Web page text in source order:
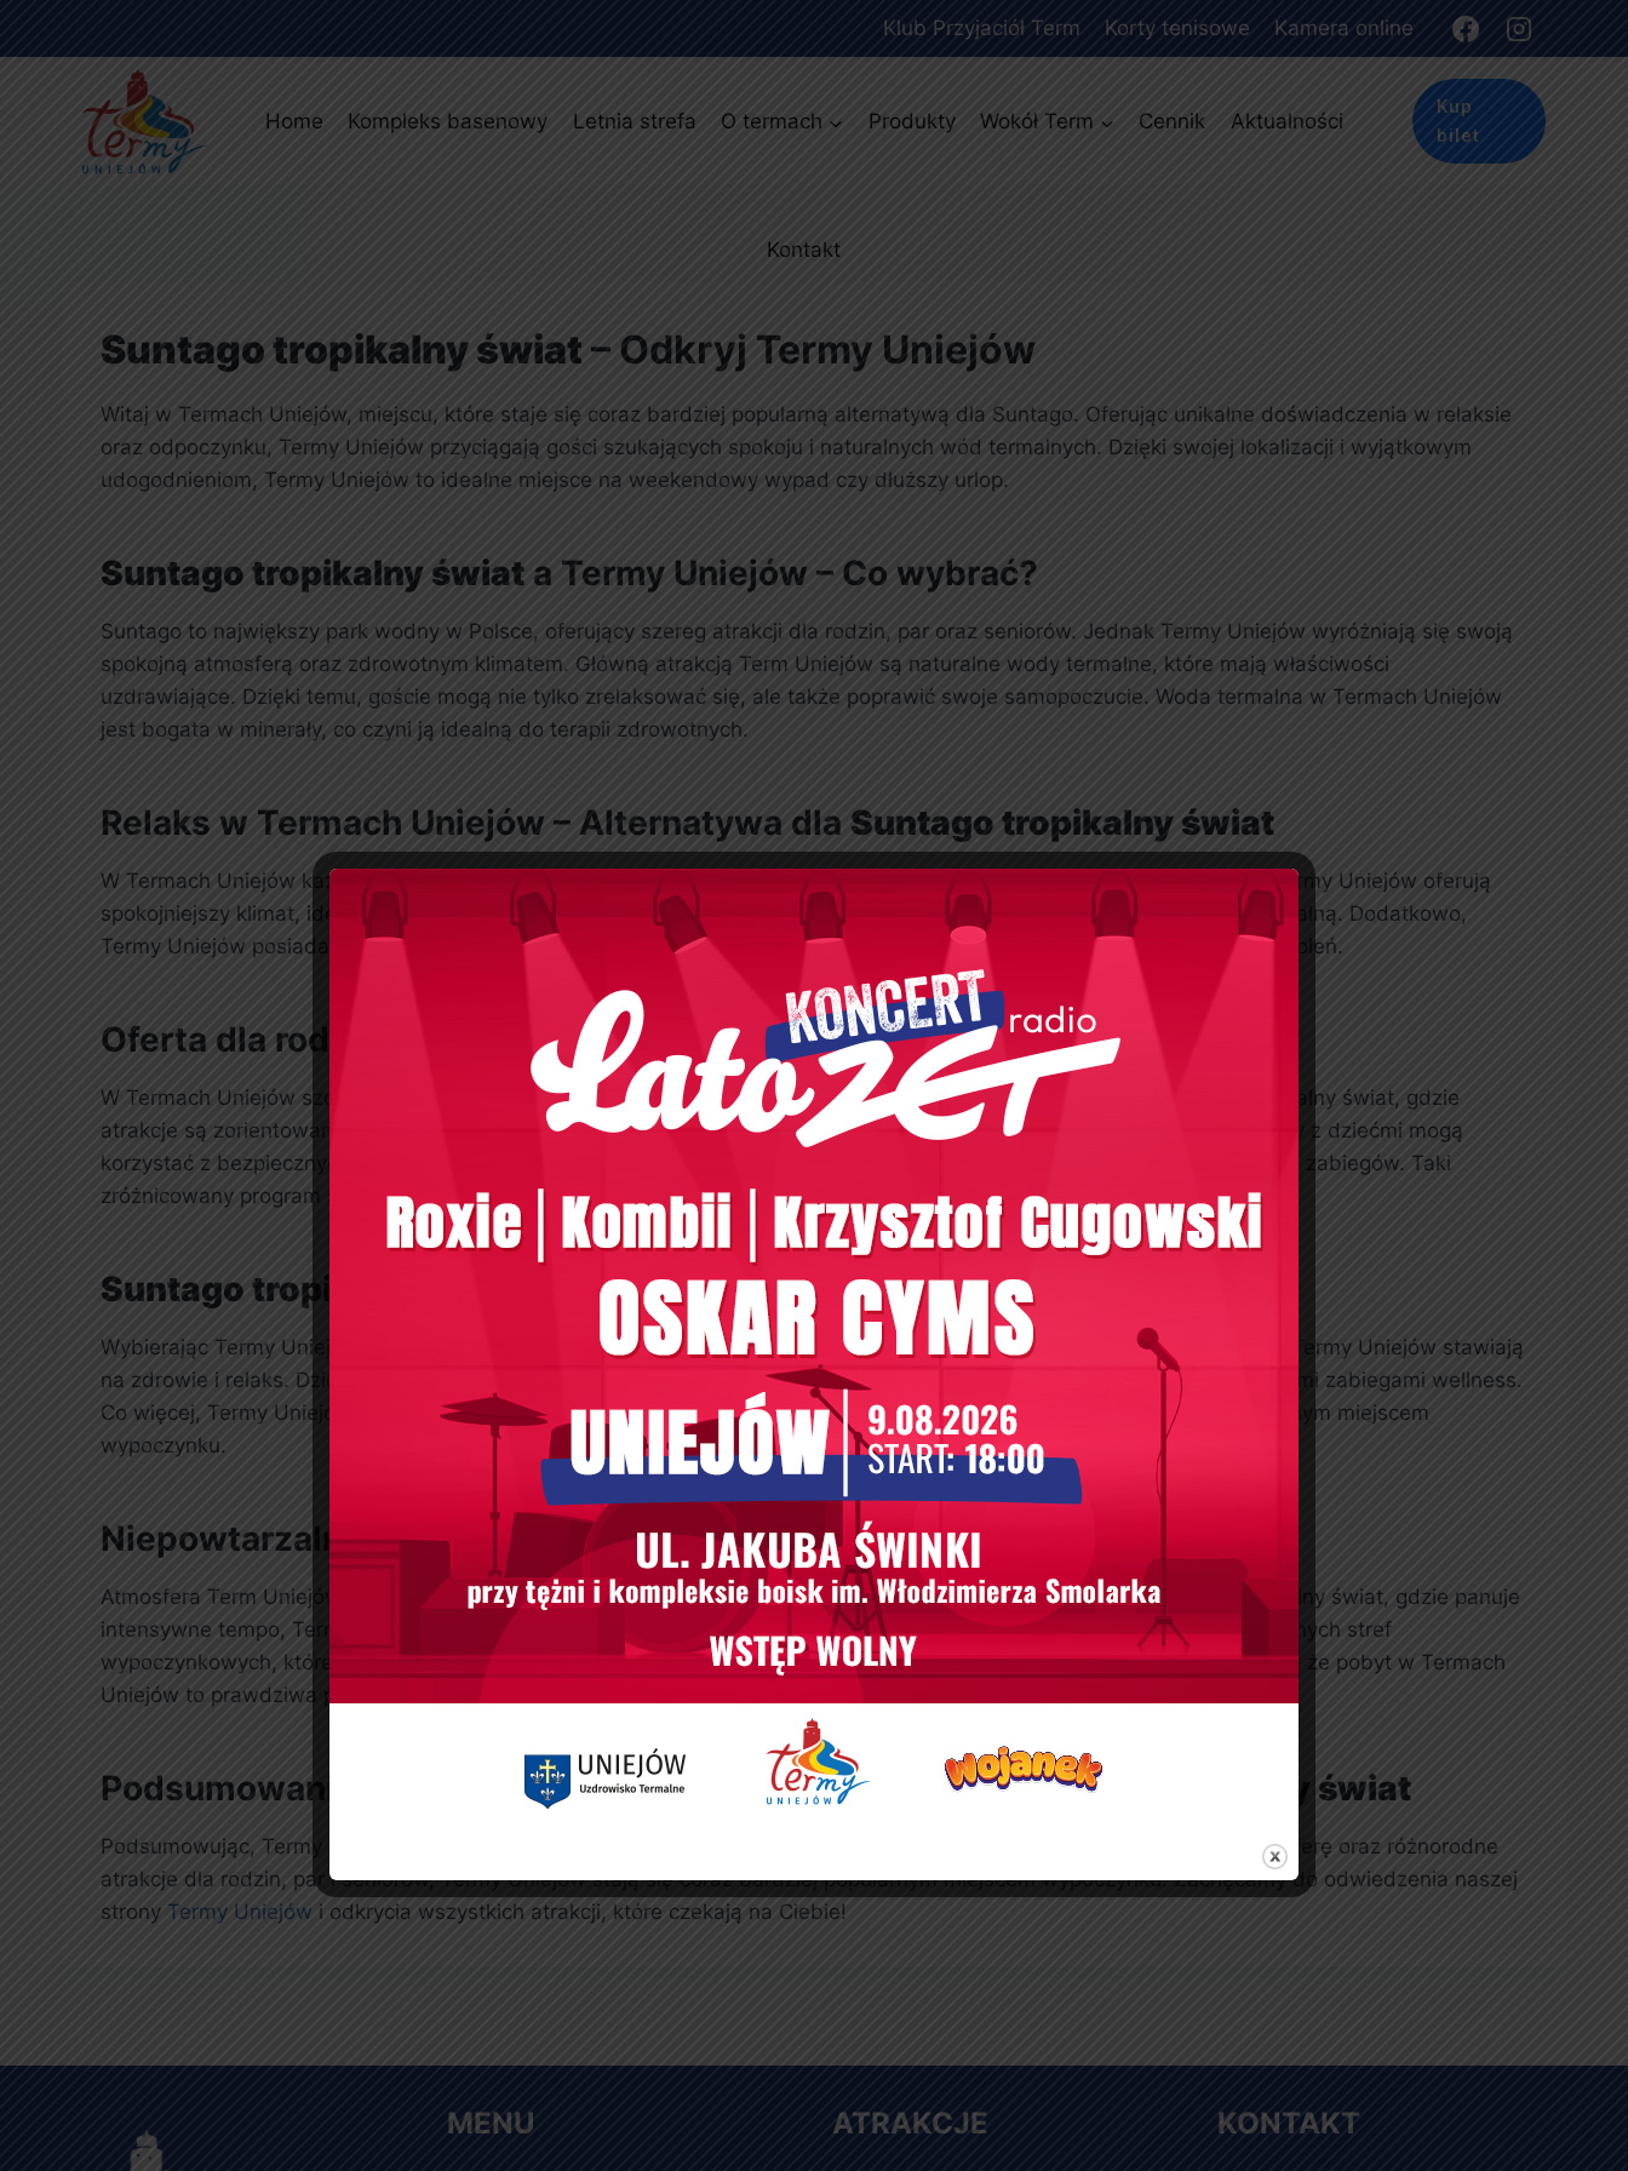
Klub Przyjaciół Term Korty tenisowe Kamera online
Home Kompleks basenowy Letnia strefa O termach Produkty Wokół Term Cennik Aktualności
Kontakt
Kup
bilet
Suntago tropikalny świat – Odkryj Termy Uniejów
Witaj w Termach Uniejów, miejscu, które staje się coraz bardziej popularną alternatywą dla Suntago. Oferując unikalne doświadczenia w relaksie
oraz odpoczynku, Termy Uniejów przyciągają gości szukających spokoju i naturalnych wód termalnych. Dzięki swojej lokalizacji i wyjątkowym
udogodnieniom, Termy Uniejów to idealne miejsce na weekendowy wypad czy dłuższy urlop.
Suntago tropikalny świat a Termy Uniejów – Co wybrać?
Suntago to największy park wodny w Polsce, oferujący szereg atrakcji dla rodzin, par oraz seniorów. Jednak Termy Uniejów wyróżniają się swoją
spokojną atmosferą oraz zdrowotnym klimatem. Główną atrakcją Term Uniejów są naturalne wody termalne, które mają właściwości
uzdrawiające. Dzięki temu, goście mogą nie tylko zrelaksować się, ale także poprawić swoje samopoczucie. Woda termalna w Termach Uniejów
jest bogata w minerały, co czyni ją idealną do terapii zdrowotnych.
Relaks w Termach Uniejów – Alternatywa dla Suntago tropikalny świat
W Termach Uniejów każdy znajdzie coś dla siebie. W przeciwieństwie do Suntago, gdzie panuje intensywna atmosfera, Termy Uniejów oferują
spokojniejszy klimat, idealny do relaksu. Goście mogą korzystać z różnych stref wellness, saun oraz basenów z wodą termalną. Dodatkowo,
Termy Uniejów posiadają specjalne strefy dla rodzin z dziećmi, co sprawia, że jest to miejsce przyjazne dla wszystkich pokoleń.
Oferta dla rodzin i seniorów w Termach Uniejów
W Termach Uniejów szczególną uwagę zwraca się na potrzeby rodzin oraz seniorów. W przeciwieństwie do Suntago tropikalny świat, gdzie
atrakcje są zorientowane na większą intensywność, Termy Uniejów oferują programy relaksacyjne oraz zdrowotne. Rodziny z dziećmi mogą
korzystać z bezpiecznych basenów oraz stref zabaw, a seniorzy mogą skorzystać z terapii zdrowotnych oraz relaksujących zabiegów. Taki
zróżnicowany program sprawia, że Termy Uniejów są doskonałym miejscem dla osób w każdym wieku.
Suntago tropikalny świat – Dlaczego warto wybrać Termy Uniejów?
Wybierając Termy Uniejów, wybierasz naturalne wody termalne oraz spokojną atmosferę. W przeciwieństwie do Suntago, Termy Uniejów stawiają
na zdrowie i relaks. Dzięki odpowiednim warunkom, goście mogą cieszyć się nie tylko wodnymi atrakcjami, ale także licznymi zabiegami wellness.
Co więcej, Termy Uniejów są idealnym miejscem na organizację eventów oraz spotkań biznesowych, co czyni je uniwersalnym miejscem
wypoczynku.
Niepowtarzalna atmosfera Term Uniejów
Atmosfera Term Uniejów jest jedną z najważniejszych cech, które przyciągają gości. W przeciwieństwie do Suntago tropikalny świat, gdzie panuje
intensywne tempo, Termy Uniejów oferują relaksujący klimat, który sprzyja odprężeniu. Goście mogą korzystać z przestronnych stref
wypoczynkowych, które zapewniają komfort i intymność. Dodatkowo, otoczenie przyrody oraz piękne krajobrazy sprawiają, że pobyt w Termach
Uniejów to prawdziwa przyjemność.
Podsumowanie – Termy Uniejów jako alternatywa dlaSuntago tropikalny świat
Podsumowując, Termy Uniejów to doskonała alternatywa dla Suntago. Oferując naturalne wody termalne, spokojną atmosferę oraz różnorodne
atrakcje dla rodzin, par i seniorów, Termy Uniejów stają się coraz bardziej popularnym miejscem wypoczynku. Zachęcamy do odwiedzenia naszej
strony Termy Uniejów i odkrycia wszystkich atrakcji, które czekają na Ciebie!
MENU ATRAKCJE KONTAKT